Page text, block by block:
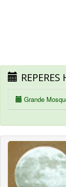
Grande